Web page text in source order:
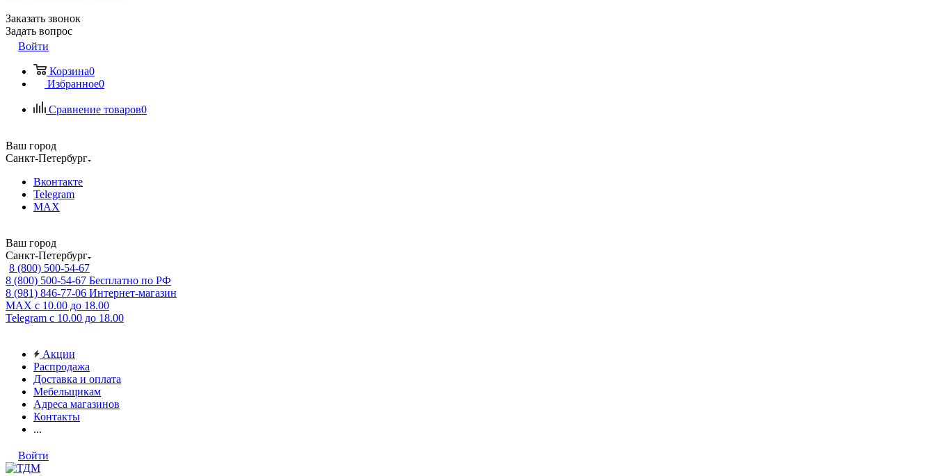
Заказать звонок
Задать вопрос
Войти
Корзина0
Избранное0
Сравнение товаров0
Ваш город
Санкт-Петербург
Вконтакте
Telegram
MAX
Ваш город
Санкт-Петербург
8 (800) 500-54-67
8 (800) 500-54-67 Бесплатно по РФ
8 (981) 846-77-06 Интернет-магазин
MAX с 10.00 до 18.00
Telegram с 10.00 до 18.00
Акции
Распродажа
Доставка и оплата
Мебельщикам
Адреса магазинов
Контакты
...
Войти